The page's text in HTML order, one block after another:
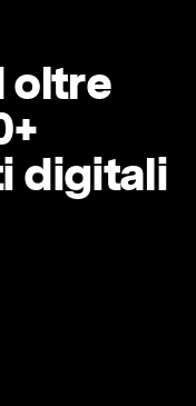
oltre
digitali